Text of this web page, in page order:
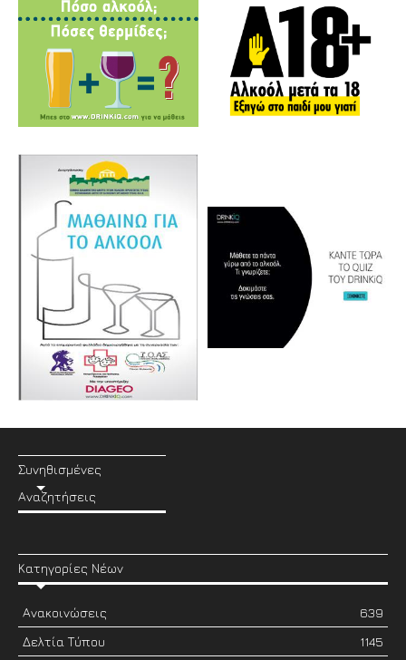
Συνηθισμένες
Αναζητήσεις
Κατηγορίες Νέων
Ανακοινώσεις
639
Δελτία Τύπου
1145